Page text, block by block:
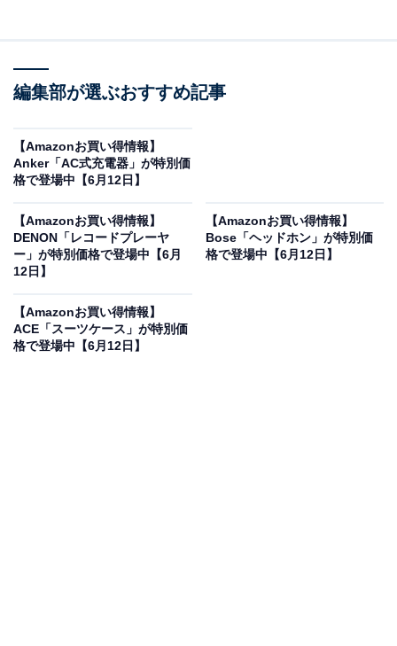
HiKOKI(ハイコーキ)の「ヘッジトリマー」が限定
HiKOKI(ハイコーキ) 18V 充電式 ヘッジトリマー 植木バリ
カン 刈り込み幅 350mm 切断径15mm 蓄電池・充電器別
売り CH1835DA(NN)
編集部が選ぶおすすめ記事
【Amazonお買い得情報】
Anker「AC式充電器」が特別価
格で登場中【6月12日】
【Amazonお買い得情報】
DENON「レコードプレーヤ
ー」が特別価格で登場中【6月
12日】
【Amazonお買い得情報】
Bose「ヘッドホン」が特別価
格で登場中【6月12日】
【Amazonお買い得情報】
ACE「スーツケース」が特別価
格で登場中【6月12日】